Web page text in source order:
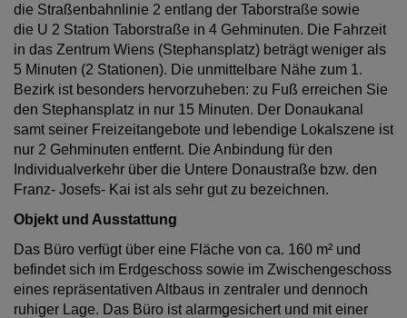
die Straßenbahnlinie 2 entlang der Taborstraße sowie
die U 2 Station Taborstraße in 4 Gehminuten. Die Fahrzeit
in das Zentrum Wiens (Stephansplatz) beträgt weniger als
5 Minuten (2 Stationen). Die unmittelbare Nähe zum 1.
Bezirk ist besonders hervorzuheben: zu Fuß erreichen Sie
den Stephansplatz in nur 15 Minuten. Der Donaukanal
samt seiner Freizeitangebote und lebendige Lokalszene ist
nur 2 Gehminuten entfernt. Die Anbindung für den
Individualverkehr über die Untere Donaustraße bzw. den
Franz- Josefs- Kai ist als sehr gut zu bezeichnen.
Objekt und Ausstattung
Das Büro verfügt über eine Fläche von ca. 160 m² und
befindet sich im Erdgeschoss sowie im Zwischengeschoss
eines repräsentativen Altbaus in zentraler und dennoch
ruhiger Lage. Das Büro ist alarmgesichert und mit einer